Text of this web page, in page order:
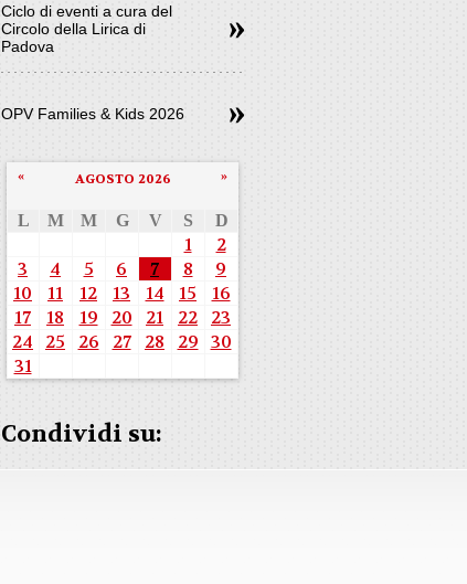
Ciclo di eventi a cura del
Circolo della Lirica di
Padova
OPV Families & Kids 2026
AGOSTO 2026
« »
L M M G V S D
1
2
3
4 5 6 7 8
9
10
11 12 13 14 15
16
17
18 19 20 21 22
23
24
25 26 27 28 29 30
31
Condividi su: